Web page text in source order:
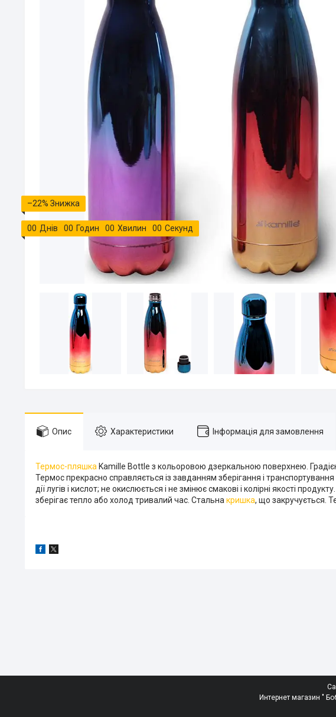
–22%
00 Днів 00 Годин 00 Хвилин 00 Секунд
Опис Характеристики Інформація для замовлення
Термос-пляшка Kamille Bottle з кольоровою дзеркальною поверхнею.
Термос прекрасно справляється із завданням зберігання і
дії лугів і кислот; не окислюється і не змінює смакові і колірні якості
зберігає тепло або холод тривалий час. Стальна кришка, що закручується.